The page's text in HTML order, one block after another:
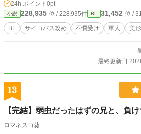
進駐軍の男を頼り恩義を抱くが
を知ってしまい、進駐軍の男を
な、サイコパスで美形な敵国の
形な元軍人のBLです。 本作は、戦後占領期を想起させる時代
明示していませんが、 実在の
させる表現が含まれます。 い
別や、心的障害による症状など
にも、倫理観を無視した行動
がありますので、苦手な方は自衛を
の場合、物語の進行に必要な
24h.ポイント 0pt
小説 228,935 位 / 228,935件 BL 31,452 位 /
BL サイコパス攻め 不憫受け 軍人 美
最終更新日
13
【完結】弱虫だったはずの兄と、負け
ロマネスコ葵